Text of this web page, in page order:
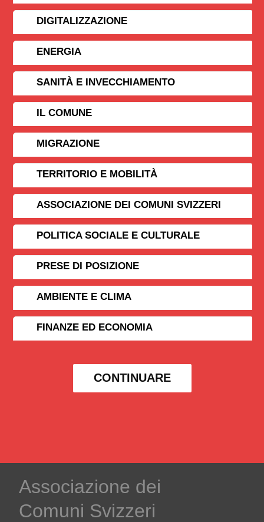
DIGITALIZZAZIONE
ENERGIA
SANITÀ E INVECCHIAMENTO
IL COMUNE
MIGRAZIONE
TERRITORIO E MOBILITÀ
ASSOCIAZIONE DEI COMUNI SVIZZERI
POLITICA SOCIALE E CULTURALE
PRESE DI POSIZIONE
AMBIENTE E CLIMA
FINANZE ED ECONOMIA
CONTINUARE
Associazione dei
Comuni Svizzeri